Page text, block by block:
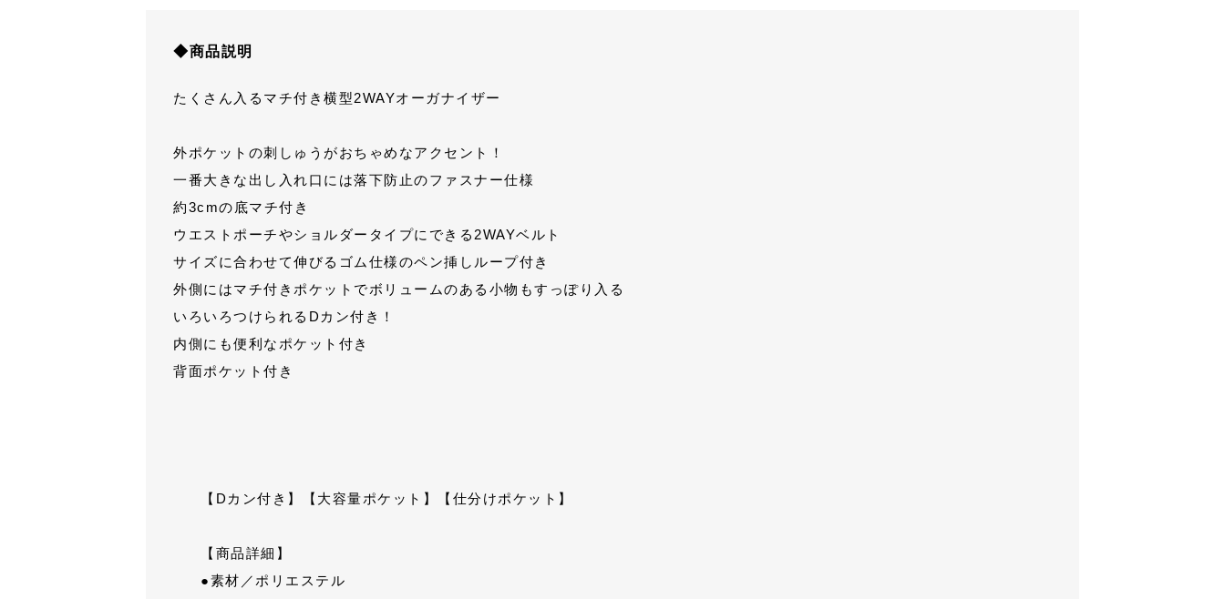
◆商品説明
たくさん入るマチ付き横型2WAYオーガナイザー
外ポケットの刺しゅうがおちゃめなアクセント！
一番大きな出し入れ口には落下防止のファスナー仕様
約3cmの底マチ付き
ウエストポーチやショルダータイプにできる2WAYベルト
サイズに合わせて伸びるゴム仕様のペン挿しループ付き
外側にはマチ付きポケットでボリュームのある小物もすっぽり入る
いろいろつけられるDカン付き！
内側にも便利なポケット付き
背面ポケット付き
【Dカン付き】 【大容量ポケット】 【仕分けポケット】
【商品詳細】
●素材／ポリエステル